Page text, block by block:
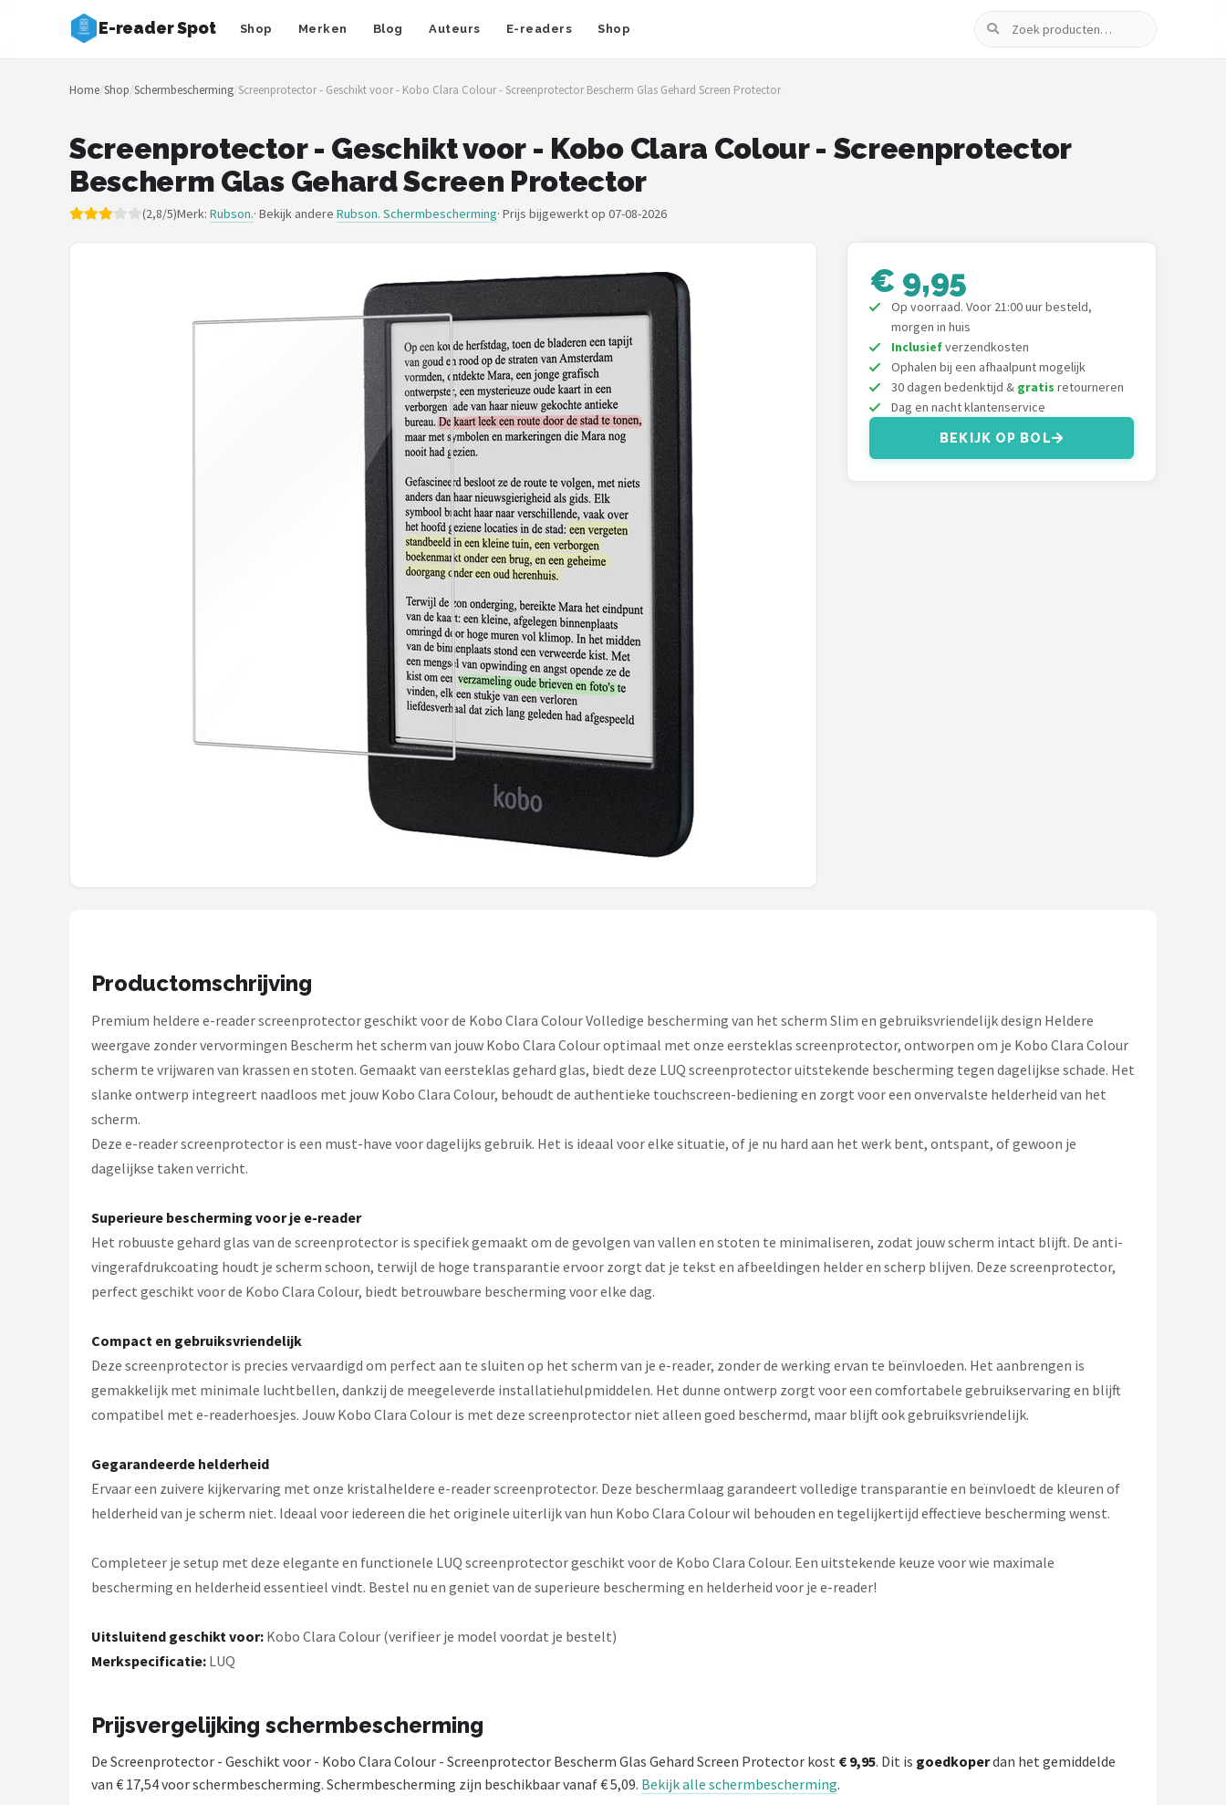
E-reader Spot Shop Merken Blog Auteurs E-readers Shop
Zoeken
Zoeken
NAVIGATIE
Merken
Home/Shop/Schermbescherming/Screenprotector - Geschikt voor - Kobo Clara Colour - Screenprotector Bescherm Glas Gehard Screen Protector
Screenprotector - Geschikt voor - Kobo Clara Colour - Screenprotector
Bescherm Glas Gehard Screen Protector
(2,8/5)Merk: Rubson.· Bekijk andere Rubson. Schermbescherming· Prijs bijgewerkt op 07-08-2026
€ 9,95
Op voorraad. Voor 21:00 uur besteld,
morgen in huis
Inclusiefverzendkosten
Ophalen bij een afhaalpunt mogelijk
30 dagen bedenktijd & gratis retourneren
Dag en nacht klantenservice
BEKIJK OP BOL
Productomschrijving
Premium heldere e-reader screenprotector geschikt voor de Kobo Clara Colour Volledige bescherming van het scherm Slim en gebruiksvriendelijk design Heldere
weergave zonder vervormingen Bescherm het scherm van jouw Kobo Clara Colour optimaal met onze eersteklas screenprotector, ontworpen om je Kobo Clara Colour
scherm te vrijwaren van krassen en stoten. Gemaakt van eersteklas gehard glas, biedt deze LUQ screenprotector uitstekende bescherming tegen dagelijkse schade. Het
slanke ontwerp integreert naadloos met jouw Kobo Clara Colour, behoudt de authentieke touchscreen-bediening en zorgt voor een onvervalste helderheid van het
scherm.
Deze e-reader screenprotector is een must-have voor dagelijks gebruik. Het is ideaal voor elke situatie, of je nu hard aan het werk bent, ontspant, of gewoon je
dagelijkse taken verricht.
Superieure bescherming voor je e-reader
Het robuuste gehard glas van de screenprotector is specifiek gemaakt om de gevolgen van vallen en stoten te minimaliseren, zodat jouw scherm intact blijft. De anti-
vingerafdrukcoating houdt je scherm schoon, terwijl de hoge transparantie ervoor zorgt dat je tekst en afbeeldingen helder en scherp blijven. Deze screenprotector,
perfect geschikt voor de Kobo Clara Colour, biedt betrouwbare bescherming voor elke dag.
Compact en gebruiksvriendelijk
Deze screenprotector is precies vervaardigd om perfect aan te sluiten op het scherm van je e-reader, zonder de werking ervan te beïnvloeden. Het aanbrengen is
gemakkelijk met minimale luchtbellen, dankzij de meegeleverde installatiehulpmiddelen. Het dunne ontwerp zorgt voor een comfortabele gebruikservaring en blijft
compatibel met e-readerhoesjes. Jouw Kobo Clara Colour is met deze screenprotector niet alleen goed beschermd, maar blijft ook gebruiksvriendelijk.
Gegarandeerde helderheid
Ervaar een zuivere kijkervaring met onze kristalheldere e-reader screenprotector. Deze beschermlaag garandeert volledige transparantie en beïnvloedt de kleuren of
helderheid van je scherm niet. Ideaal voor iedereen die het originele uiterlijk van hun Kobo Clara Colour wil behouden en tegelijkertijd effectieve bescherming wenst.
Completeer je setup met deze elegante en functionele LUQ screenprotector geschikt voor de Kobo Clara Colour. Een uitstekende keuze voor wie maximale
bescherming en helderheid essentieel vindt. Bestel nu en geniet van de superieure bescherming en helderheid voor je e-reader!
Uitsluitend geschikt voor: Kobo Clara Colour (verifieer je model voordat je bestelt)
Merkspecificatie: LUQ
Prijsvergelijking schermbescherming
De Screenprotector - Geschikt voor - Kobo Clara Colour - Screenprotector Bescherm Glas Gehard Screen Protector kost € 9,95. Dit is goedkoperdan het gemiddelde
van € 17,54 voor schermbescherming. Schermbescherming zijn beschikbaar vanaf € 5,09. Bekijk alle schermbescherming.